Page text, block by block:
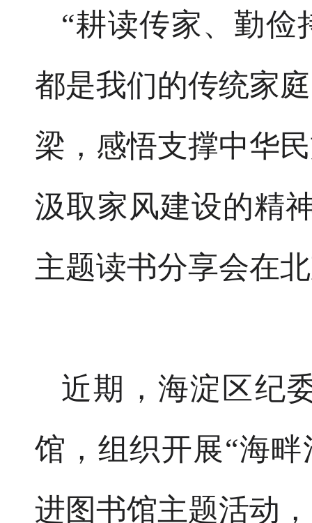
“耕读传家、勤
都是我们的传统家
梁，感悟支撑中华
汲取家风建设的精
主题读书分享会在
近期，海淀区纪
馆，组织开展“海
进图书馆主题活动